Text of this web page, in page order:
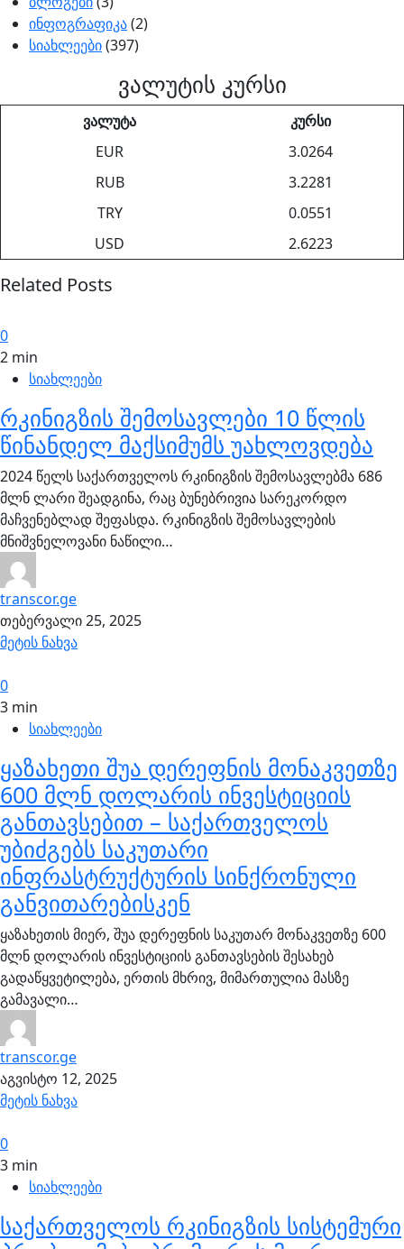
ინფოგრაფიკა(2)
სიახლეები(397)
ვალუტის კურსი
ვალუტა
კურსი
EUR
3.0264
RUB
3.2281
TRY
0.0551
USD
2.6223
Related Posts
0
2 min
სიახლეები
რკინიგზის შემოსავლები 10 წლის
წინანდელ მაქსიმუმს უახლოვდება
2024 წელს საქართველოს რკინიგზის შემოსავლებმა 686
მლნ ლარი შეადგინა, რაც ბუნებრივია სარეკორდო
მაჩვენებლად შეფასდა. რკინიგზის შემოსავლების
მნიშვნელოვანი ნაწილი…
transcor.ge
თებერვალი 25, 2025
მეტის ნახვა
0
3 min
სიახლეები
ყაზახეთი შუა დერეფნის მონაკვეთზე
600 მლნ დოლარის ინვესტიციის
განთავსებით – საქართველოს
უბიძგებს საკუთარი
ინფრასტრუქტურის სინქრონული
განვითარებისკენ
ყაზახეთის მიერ, შუა დერეფნის საკუთარ მონაკვეთზე 600
მლნ დოლარის ინვესტიციის განთავსების შესახებ
გადაწყვეტილება, ერთის მხრივ, მიმართულია მასზე
გამავალი…
transcor.ge
აგვისტო 12, 2025
მეტის ნახვა
0
3 min
სიახლეები
საქართველოს რკინიგზის სისტემური